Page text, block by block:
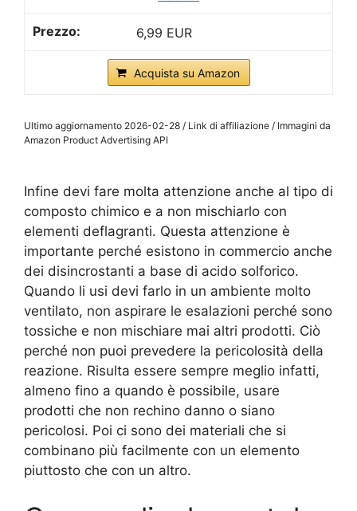
6,99 EUR
Acquista su Amazon
Ultimo aggiornamento 2026-02-28 / Link di affiliazione / Immagini da
Amazon Product Advertising API
Infine devi fare molta attenzione anche al tipo di
composto chimico e a non mischiarlo con
elementi deflagranti. Questa attenzione è
importante perché esistono in commercio anche
dei disincrostanti a base di acido solforico.
Quando li usi devi farlo in un ambiente molto
ventilato, non aspirare le esalazioni perché sono
tossiche e non mischiare mai altri prodotti. Ciò
perché non puoi prevedere la pericolosità della
reazione. Risulta essere sempre meglio infatti,
almeno fino a quando è possibile, usare
prodotti che non rechino danno o siano
pericolosi. Poi ci sono dei materiali che si
combinano più facilmente con un elemento
piuttosto che con un altro.